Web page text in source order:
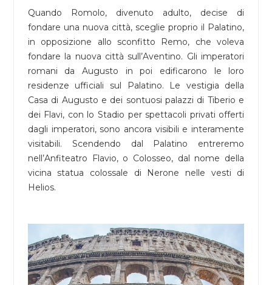
Quando Romolo, divenuto adulto, decise di
fondare una nuova città, sceglie proprio il Palatino,
in opposizione allo sconfitto Remo, che voleva
fondare la nuova città sull’Aventino. Gli imperatori
romani da Augusto in poi edificarono le loro
residenze ufficiali sul Palatino. Le vestigia della
Casa di Augusto e dei sontuosi palazzi di Tiberio e
dei Flavi, con lo Stadio per spettacoli privati offerti
dagli imperatori, sono ancora visibili e interamente
visitabili. Scendendo dal Palatino entreremo
nell’Anfiteatro Flavio, o Colosseo, dal nome della
vicina statua colossale di Nerone nelle vesti di
Helios.